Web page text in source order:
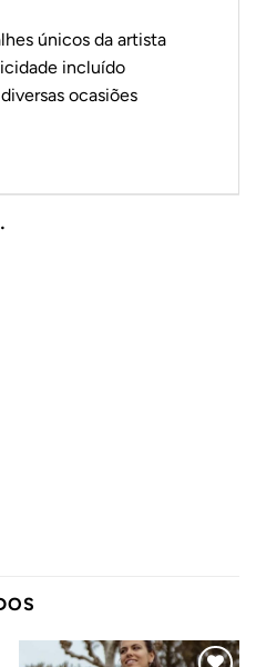
únicos da artista
incluído
ocasiões